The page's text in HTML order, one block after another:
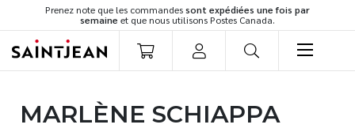
Prenez note que les commandessont expédiées une fois par
semaine et que nous utilisons Postes Canada.
Romans
MARLÈNE SCHIAPPA